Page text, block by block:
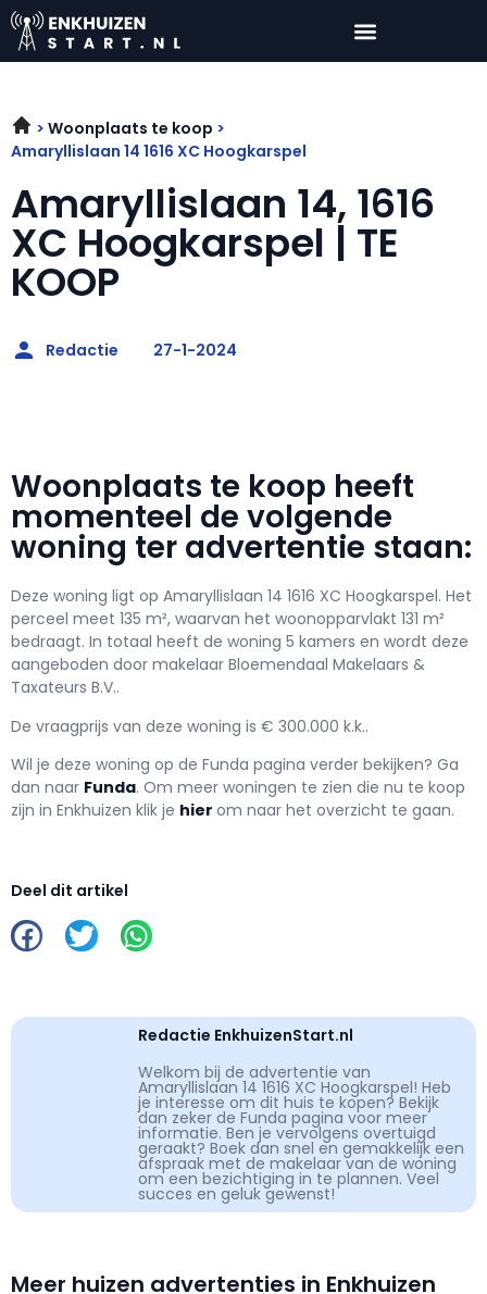
Woonplaats te koop
Amaryllislaan 14 1616 XC Hoogkarspel
Amaryllislaan 14, 1616
XC Hoogkarspel | TE
KOOP
Redactie 27-1-2024
Woonplaats te koop heeft
momenteel de volgende
woning ter advertentie staan:
Deze woning ligt op Amaryllislaan 14 1616 XC Hoogkarspel. Het
perceel meet 135 m², waarvan het woonopparvlakt 131 m²
bedraagt. In totaal heeft de woning 5 kamers en wordt deze
aangeboden door makelaar Bloemendaal Makelaars &
Taxateurs B.V..
De vraagprijs van deze woning is € 300.000 k.k..
Wil je deze woning op de Funda pagina verder bekijken? Ga
dan naar Funda. Om meer woningen te zien die nu te koop
zijn in Enkhuizen klik je hier om naar het overzicht te gaan.
Deel dit artikel
Redactie EnkhuizenStart.nl
Welkom bij de advertentie van
Amaryllislaan 14 1616 XC Hoogkarspel! Heb
je interesse om dit huis te kopen? Bekijk
dan zeker de Funda pagina voor meer
informatie. Ben je vervolgens overtuigd
geraakt? Boek dan snel en gemakkelijk een
afspraak met de makelaar van de woning
om een bezichtiging in te plannen. Veel
succes en geluk gewenst!
Meer huizen advertenties in Enkhuizen